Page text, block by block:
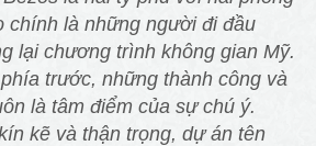
chính là những người đi đầu
lại chương trình không gian Mỹ.
trước, những thành công và
là tâm điểm của sự chú ý.
kẽ và thận trọng, dự án tên